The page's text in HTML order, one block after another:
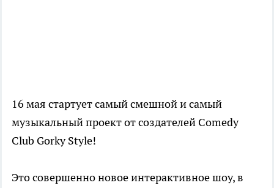
16 мая стартует самый смешной и самый
музыкальный проект от создателей Comedy
Club Gorky Style!
Это совершенно новое интерактивное шоу, в